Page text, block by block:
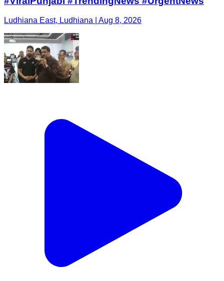
Ludhiana East, Ludhiana | Aug 8, 2026